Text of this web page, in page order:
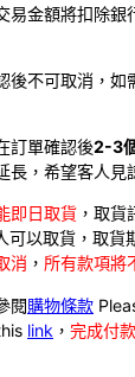
易金額將扣除
後不可取消，
訂單確認後2-3
長，希望客人見
即日取貨 ，取貨
以取貨，取貨
消 ， 所有款項將
閱購物條款
link ， 完成付